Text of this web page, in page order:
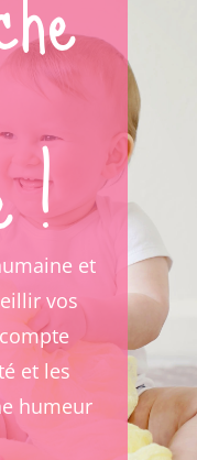
!
et
vos
et les
humeur